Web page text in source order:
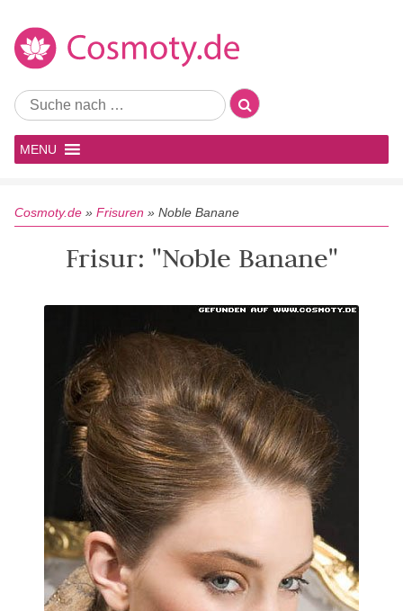
MENU
Cosmoty.de » Frisuren » Noble Banane
Frisur: "Noble Banane"